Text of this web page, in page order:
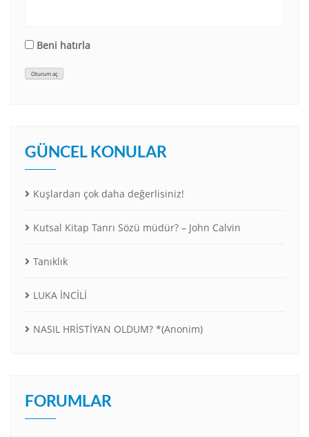
Beni hatırla
Oturum aç
GÜNCEL KONULAR
Kuşlardan çok daha değerlisiniz!
Kutsal Kitap Tanrı Sözü müdür? – John Calvin
Tanıklık
LUKA İNCİLİ
NASIL HRİSTİYAN OLDUM? *(Anonim)
FORUMLAR